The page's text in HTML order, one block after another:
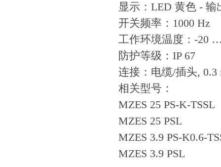
显示：LED 黄色 - 输
开关频率：1000 Hz
工作环境温度：-20
防护等级：IP 67
连接：电缆/插头, 0.3
相关型号：
MZES 25 PS-K-TSSL
MZES 25 PSL
MZES 3.9 PS-K0.6-
MZES 3.9 PSL